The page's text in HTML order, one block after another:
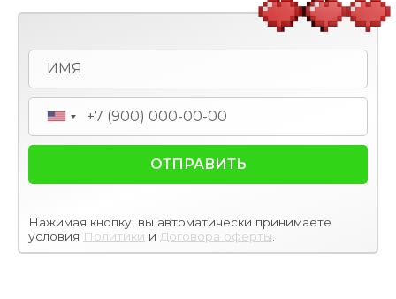
Нажимая кнопку, вы автоматически принимаете
условия Политики и Договора оферты